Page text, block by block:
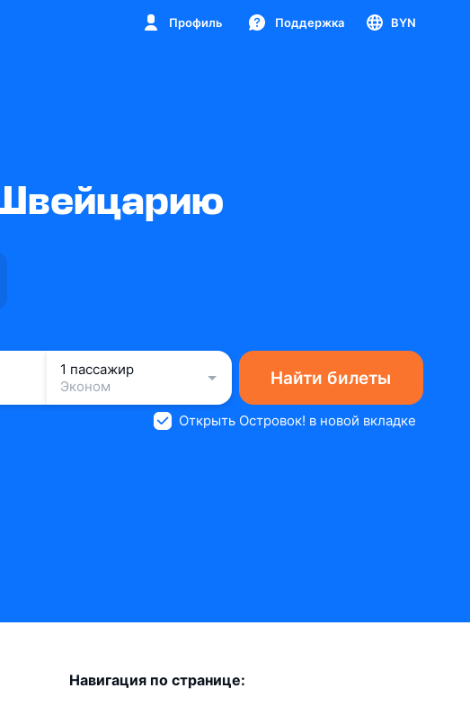
Профиль Поддержка BYN
1 пассажир
Эконом
Найти билеты
Открыть Островок! в новой вкладке
Навигация по странице: